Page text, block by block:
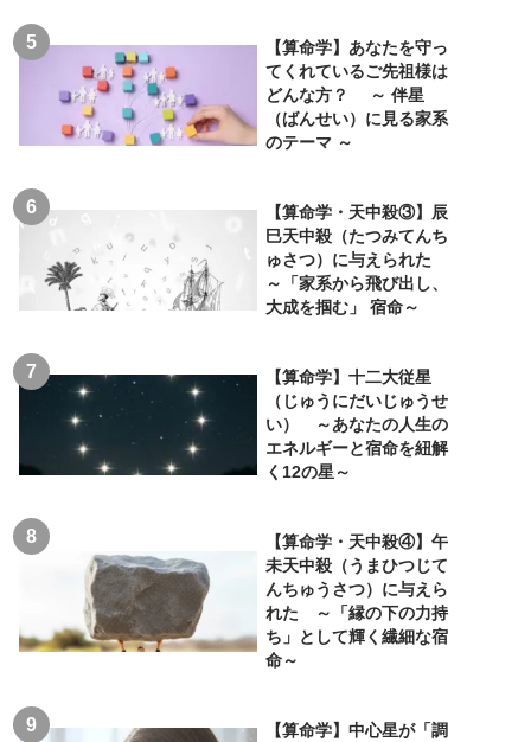
【算命学】あなたを守っ
てくれているご先祖様は
どんな方？ ～ 伴星
（ばんせい）に見る家系
のテーマ ～
【算命学・天中殺③】辰
巳天中殺（たつみてんち
ゅさつ）に与えられた
～「家系から飛び出し、
大成を掴む」 宿命～
【算命学】十二大従星
（じゅうにだいじゅうせ
い） ～あなたの人生の
エネルギーと宿命を紐解
く12の星～
【算命学・天中殺④】午
未天中殺（うまひつじて
んちゅうさつ）に与えら
れた ～「縁の下の力持
ち」として輝く繊細な宿
命～
【算命学】中心星が「調